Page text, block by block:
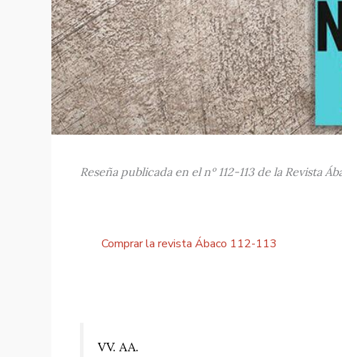
Reseña publicada en el nº 112-113 de la Revista
Comprar la revista Ábaco 112-113
VV. AA.